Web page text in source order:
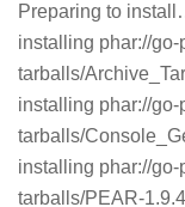
Preparing to
installing phar://
tarballs/
installing phar://
tarballs/
installing phar://
tarballs/PEAR-